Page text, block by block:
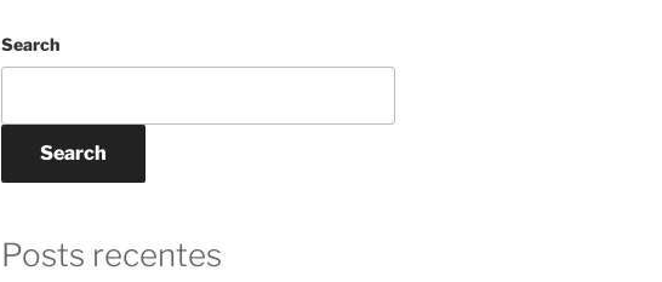
Search
Search
Posts recentes